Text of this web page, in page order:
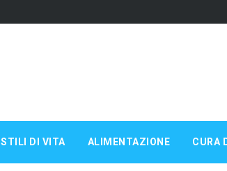
STILI DI VITA ALIMENTAZIONE CURA